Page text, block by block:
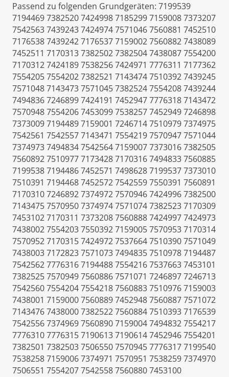
Passend zu folgenden Grundgeräten: 7199539
7194469 7382520 7424998 7185299 7159008 7373207
7542563 7439243 7424974 7571046 7560881 7452510
7176538 7439242 7176537 7159002 7560882 7438089
7452511 7170313 7382502 7382504 7438087 7554200
7170312 7424189 7538256 7424971 7776311 7177362
7554205 7554202 7382521 7143474 7510392 7439245
7571048 7143473 7571045 7382524 7554208 7439244
7494836 7246899 7424191 7452947 7776318 7143472
7570948 7554206 7453099 7538257 7452949 7246898
7373009 7194489 7159001 7246714 7510979 7374975
7542561 7542557 7143471 7554219 7570947 7571044
7374973 7494834 7542564 7159007 7373016 7382505
7560892 7510977 7173428 7170316 7494833 7560885
7199538 7194486 7452571 7498628 7199537 7373010
7510391 7194468 7452572 7542559 7550391 7560891
7170310 7246892 7374972 7570946 7424996 7382500
7143475 7570950 7374974 7571074 7382523 7170309
7453102 7170311 7373208 7560888 7424997 7424973
7438002 7554203 7550392 7159005 7570953 7170314
7570952 7170315 7424972 7537664 7510390 7571049
7438003 7172823 7571073 7494835 7510978 7194487
7542562 7776316 7194488 7554216 7537663 7453101
7382525 7570949 7560886 7571071 7246897 7246713
7542560 7554204 7554218 7560883 7510976 7159003
7438001 7159000 7560889 7452948 7560887 7571072
7143476 7438000 7382522 7560884 7510393 7176539
7542556 7374969 7560890 7159004 7494832 7554217
7776310 7776315 7190613 7190614 7452946 7554201
7382501 7382503 7506550 7570945 7776317 7199540
7538258 7159006 7374971 7570951 7538259 7374970
7506551 7554207 7542558 7560880 7453100